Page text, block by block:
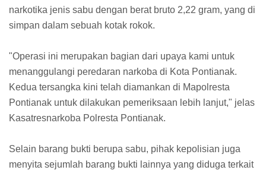
narkotika jenis sabu dengan berat bruto 2,22 gram, yang di
simpan dalam sebuah kotak rokok.
"Operasi ini merupakan bagian dari upaya kami untuk
menanggulangi peredaran narkoba di Kota Pontianak.
Kedua tersangka kini telah diamankan di Mapolresta
Pontianak untuk dilakukan pemeriksaan lebih lanjut," jelas
Kasatresnarkoba Polresta Pontianak.
Selain barang bukti berupa sabu, pihak kepolisian juga
menyita sejumlah barang bukti lainnya yang diduga terkait